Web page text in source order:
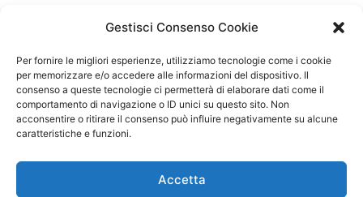
Gestisci Consenso Cookie
Per fornire le migliori esperienze, utilizziamo tecnologie come i cookie
per memorizzare e/o accedere alle informazioni del dispositivo. Il
consenso a queste tecnologie ci permetterà di elaborare dati come il
comportamento di navigazione o ID unici su questo sito. Non
acconsentire o ritirare il consenso può influire negativamente su alcune
caratteristiche e funzioni.
Accetta